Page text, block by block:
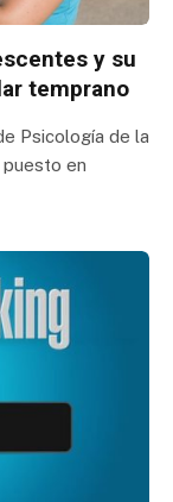
y su
temprano
Psicología de la
puesto en